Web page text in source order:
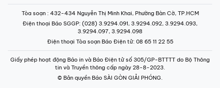
Tòa soạn : 432-434 Nguyễn Thị Minh Khai, Phường Bàn Cờ, TP.HCM
Điện thoại Báo SGGP: (028) 3.9294.091, 3.9294.092, 3.9294.093,
3.9294.097, 3.9294.098
Điện thoại Tòa soạn Báo Điện tử: 08 65 11 22 55
Giấy phép hoạt động Báo in và Báo Điện tử số 305/GP-BTTTT do Bộ Thông
tin và Truyền thông cấp ngày 28-8-2023.
© Bản quyền Báo SÀI GÒN GIẢI PHÓNG.